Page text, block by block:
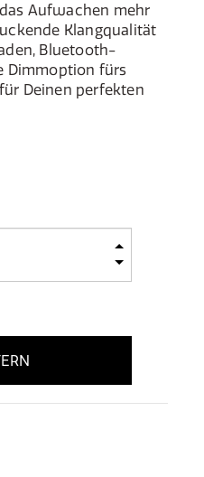
Aufwachen mehr
Klangqualität
Bluetooth-
Dimmoption fürs
Deinen perfekten